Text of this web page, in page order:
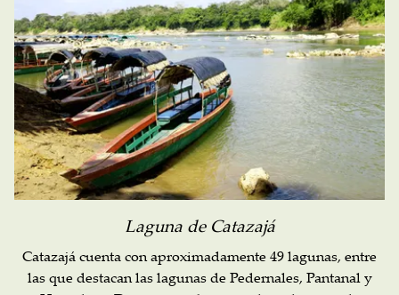
Laguna de Catazajá
Catazajá cuenta con aproximadamente 49 lagunas, entre
las que destacan las lagunas de Pedernales, Pantanal y